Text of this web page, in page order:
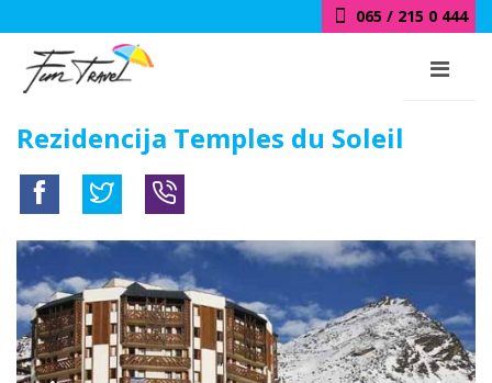
065 / 215 0 444
Rezidencija Temples du Soleil